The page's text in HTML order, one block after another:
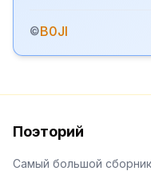
©B0JI
Поэторий
Самый большой